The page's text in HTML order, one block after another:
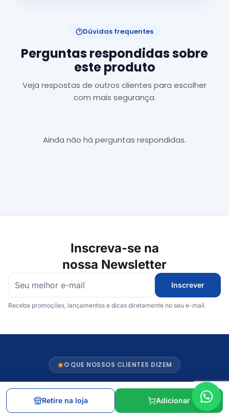
Dúvidas frequentes
Perguntas respondidas sobre
este produto
Veja respostas de outros clientes para escolher
com mais segurança.
Ainda não há perguntas respondidas.
Inscreva-se na
nossa Newsletter
Inscrever
Receba promoções, lançamentos e dicas diretamente no seu e-mail.
O QUE NOSSOS CLIENTES DIZEM
Nota 5 de 5 estrelas
Fácil acesso. Bem localizado.
Nota 5 de 5
Ótimo
Retire na loja Adicionar